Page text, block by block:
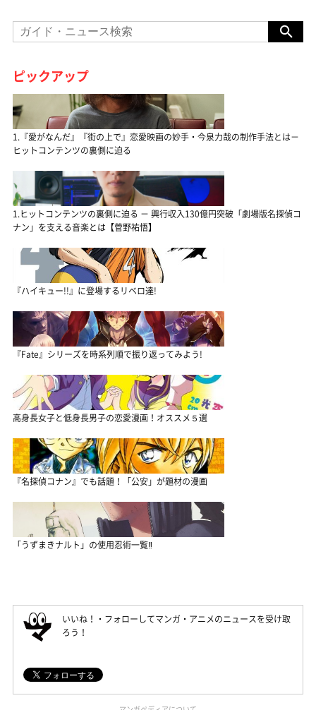
ピックアップ
1.『愛がなんだ』『街の上で』恋愛映画の妙手・今泉力哉の制作手法とは－
ヒットコンテンツの裏側に迫る
1.ヒットコンテンツの裏側に迫る － 興行収入130億円突破「劇場版名探偵コ
ナン」を支える音楽とは【菅野祐悟】
『ハイキュー!!』に登場するリベロ達!
『Fate』シリーズを時系列順で振り返ってみよう!
高身長女子と低身長男子の恋愛漫画！オススメ５選
『名探偵コナン』でも話題！「公安」が題材の漫画
「うずまきナルト」の使用忍術一覧‼
いいね！・フォローしてマンガ・アニメのニュースを受け取
ろう！